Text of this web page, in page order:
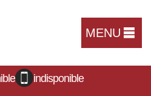
MENU
indisponible